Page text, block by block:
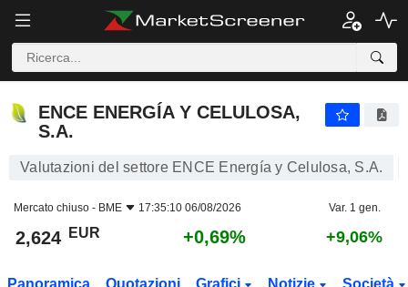
ENCE ENERGÍA Y CELULOSA,
S.A.
Valutazioni del settore ENCE Energía y Celulosa, S.A.
Mercato chiuso - BME 17:35:10 06/08/2026 Var. 1 gen.
2,624 EUR +0,69% +9,06%
Panoramica Quotazioni Grafici Notizie Società